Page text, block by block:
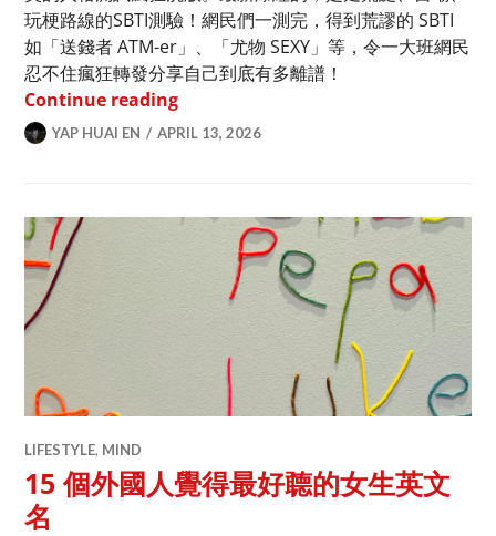
玩梗路線的SBTI測驗！網民們一測完，得到荒謬的 SBTI
如「送錢者 ATM-er」、「尤物 SEXY」等，令一大班網民
忍不住瘋狂轉發分享自己到底有多離譜！
Continue readingSBTI 測驗是什麽鬼？27個搞笑人格逐個
YAP HUAI EN APRIL 13, 2026
LIFESTYLE, MIND
15 個外國人覺得最好聼的女生英文
名